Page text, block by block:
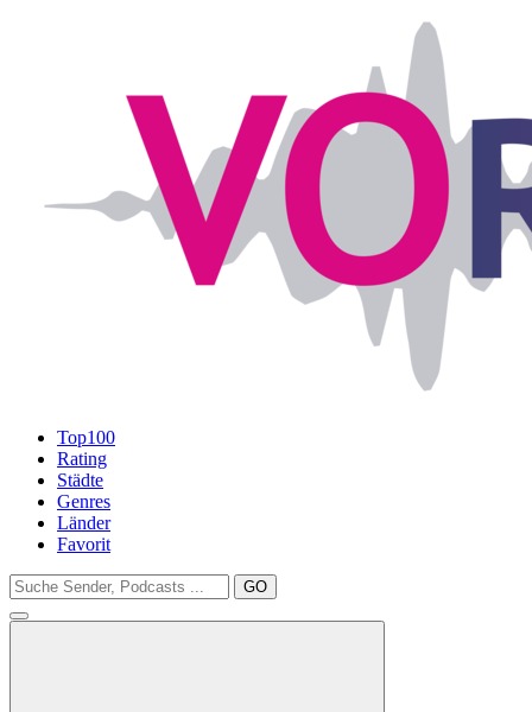
Top100
Rating
Städte
Genres
Länder
Favorit
GO